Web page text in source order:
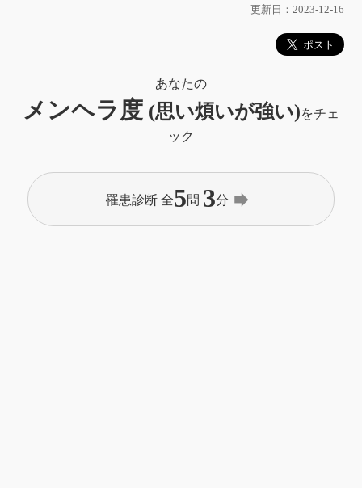
更新日：2023-12-16
あなたの
メンヘラ度 (思い煩いが強い)をチェ
ック
罹患診断 全5問 3分 forward